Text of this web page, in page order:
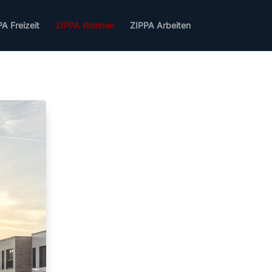
Freizeit ZIPPA Wohnen ZIPPA Arbeiten